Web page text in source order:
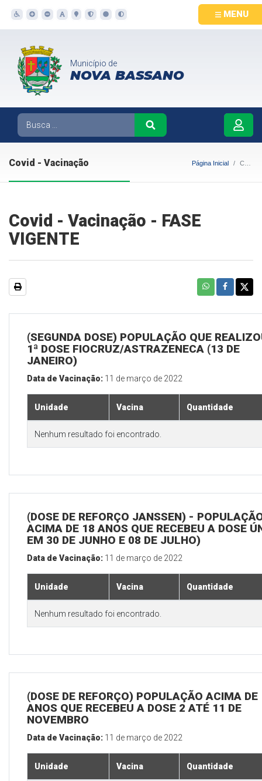
MENU
Município de
NOVA BASSANO
Covid - Vacinação Página Inicial Covid - Vacinação
Covid - Vacinação - FASE
VIGENTE
(SEGUNDA DOSE) POPULAÇÃO QUE
1ª DOSE FIOCRUZ/ASTRAZENECA (13 DE
JANEIRO)
Data de Vacinação: 11 de março de 2022
Unidade Vacina Quantidade
Nenhum resultado foi encontrado.
(DOSE DE REFORÇO JANSSEN) -
ACIMA DE 18 ANOS QUE RECEBEU A DOSE
EM 30 DE JUNHO E 08 DE JULHO)
Data de Vacinação: 11 de março de 2022
Unidade Vacina Quantidade
Nenhum resultado foi encontrado.
(DOSE DE REFORÇO) POPULAÇÃO ACIMA DE
ANOS QUE RECEBEU A DOSE 2 ATÉ 11 DE
NOVEMBRO
Data de Vacinação: 11 de março de 2022
Unidade Vacina Quantidade